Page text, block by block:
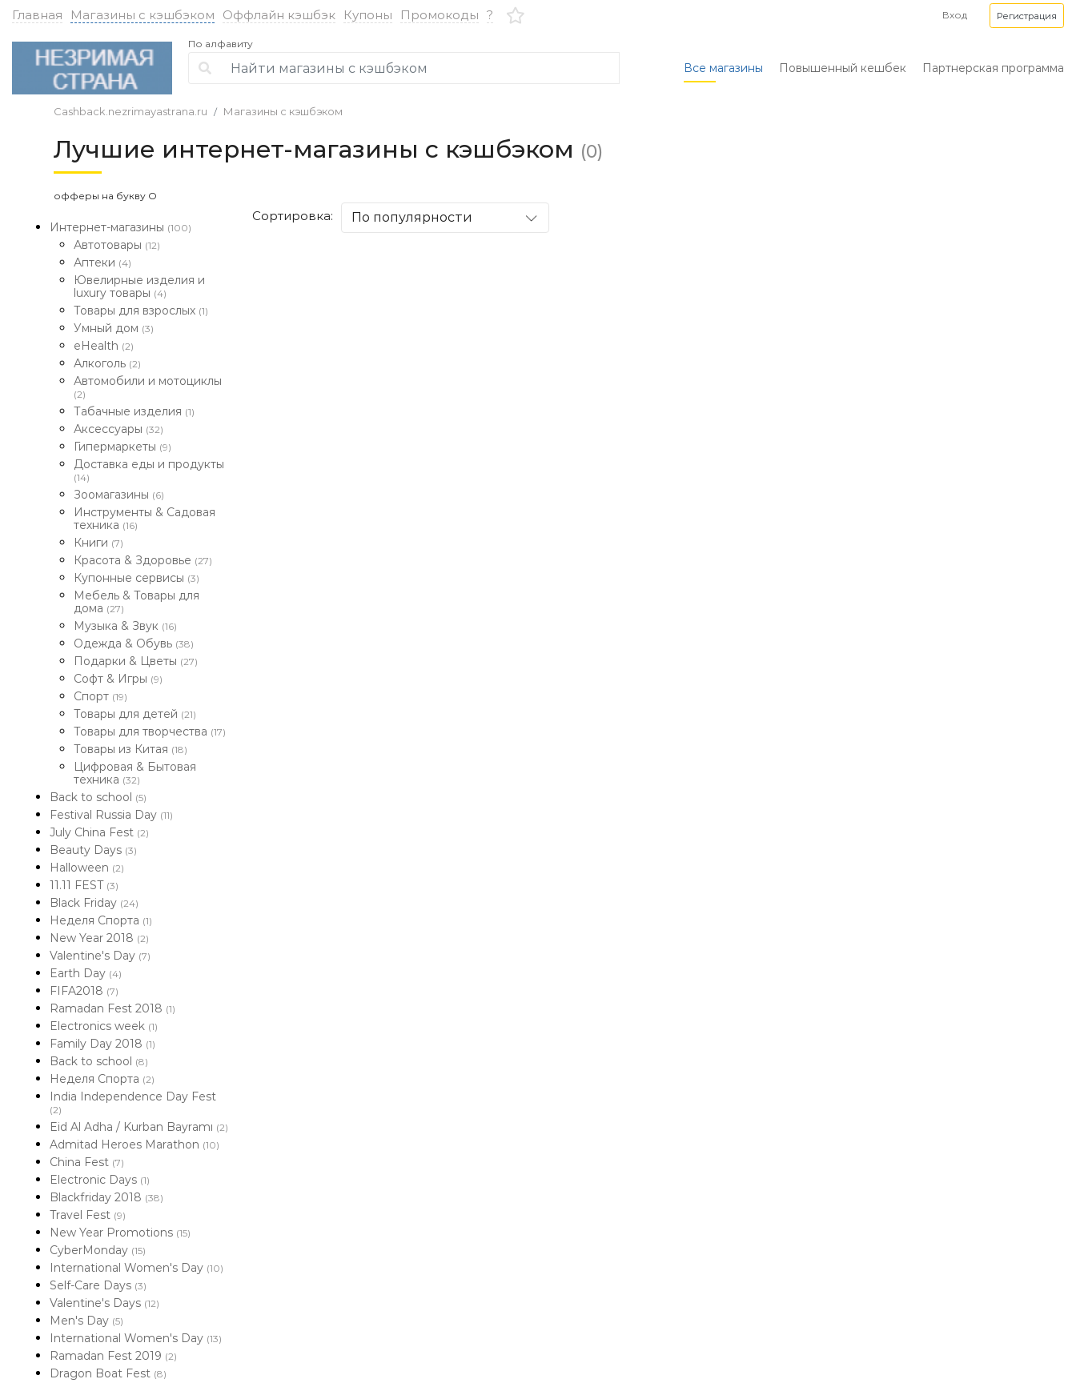
Главная Магазины с кэшбэком Оффлайн кэшбэк Купоны Промокоды ? Вход Регистрация
По алфавиту
Все магазины Повышенный кешбек Партнерская программа
Cashback.nezrimayastrana.ru Магазины с кэшбэком
Лучшие интернет-магазины с кэшбэком (0)
офферы на букву О
Интернет-магазины (100)
Автотовары (12)
Аптеки (4)
Ювелирные изделия и
luxury товары (4)
Товары для взрослых (1)
Умный дом (3)
eHealth (2)
Алкоголь (2)
Автомобили и мотоциклы
(2)
Табачные изделия (1)
Аксессуары (32)
Гипермаркеты (9)
Доставка еды и продукты
(14)
Зоомагазины (6)
Инструменты & Садовая
техника (16)
Книги (7)
Красота & Здоровье (27)
Купонные сервисы (3)
Мебель & Товары для
дома (27)
Музыка & Звук (16)
Одежда & Обувь (38)
Подарки & Цветы (27)
Софт & Игры (9)
Спорт (19)
Товары для детей (21)
Товары для творчества (17)
Товары из Китая (18)
Цифровая & Бытовая
техника (32)
Back to school (5)
Festival Russia Day (11)
July China Fest (2)
Beauty Days (3)
Halloween (2)
11.11 FEST (3)
Black Friday (24)
Неделя Спорта (1)
New Year 2018 (2)
Valentine's Day (7)
Earth Day (4)
FIFA2018 (7)
Ramadan Fest 2018 (1)
Electronics week (1)
Family Day 2018 (1)
Back to school (8)
Неделя Спорта (2)
India Independence Day Fest
(2)
Eid Al Adha / Kurban Bayramı (2)
Admitad Heroes Marathon (10)
China Fest (7)
Electronic Days (1)
Blackfriday 2018 (38)
Travel Fest (9)
New Year Promotions (15)
CyberMonday (15)
International Women's Day (10)
Self-Care Days (3)
Valentine's Days (12)
Men's Day (5)
International Women's Day (13)
Ramadan Fest 2019 (2)
Dragon Boat Fest (8)
Сортировка: По популярности